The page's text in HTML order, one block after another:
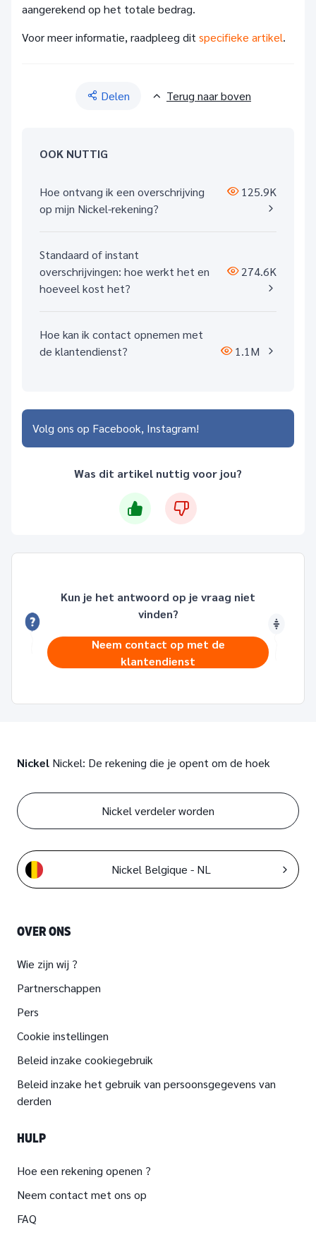
aangerekend op het totale bedrag.
Voor meer informatie, raadpleeg dit specifieke artikel.
Delen Terug naar boven
OOK NUTTIG
Hoe ontvang ik een overschrijving
op mijn Nickel-rekening?
125.9K
Standaard of instant
overschrijvingen: hoe werkt het en
hoeveel kost het?
274.6K
Hoe kan ik contact opnemen met
de klantendienst?
1.1M
Volg ons op Facebook Instagram
Was dit artikel nuttig voor jou?
Kun je het antwoord op je vraag niet
vinden?
Neem contact op met de
klantendienst
Nickel Nickel: De rekening die je opent om de hoek
OVER ONS
Wie zijn wij ?
Partnerschappen
Pers
Cookie instellingen
Beleid inzake cookiegebruik
Beleid inzake het gebruik van persoonsgegevens van
derden
HULP
Hoe een rekening openen ?
Neem contact met ons op
FAQ
Nickel verdeler worden
Nickel Belgique - NL